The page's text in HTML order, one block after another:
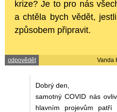
krize? Je to pro nás
a chtěla bych vědět,
způsobem připravit.
odpovědět Vanda
Dobrý den,
samotný COVID nás
hlavním projevům patří